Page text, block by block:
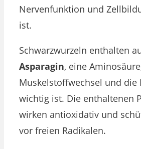
Nervenfunktion und
ist.
Schwarzwurzeln enthalten
Asparagin, eine
Muskelstoffwechsel und die
wichtig ist. Die enthaltenen
wirken antioxidativ und
vor freien Radikalen.